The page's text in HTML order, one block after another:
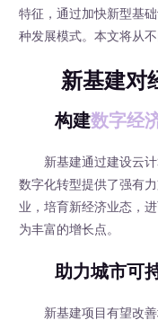
特征，通过加快新型基
种发展模式。本文将从
新基建对
构建数字经
新基建通过建设云计
数字化转型提供了强有
业，培育新经济业态，
为丰富的增长点。
助力城市可
新基建项目有望改善